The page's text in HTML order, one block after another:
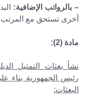
– بالرواتب الإضافية:
أخرى تستحق مع
مادة (2):
نشأ بعثات التمثيل
رئيس الجمهورية بناء
البعثات: